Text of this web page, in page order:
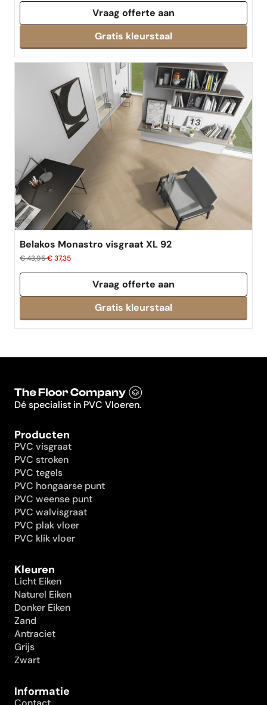
Vraag offerte aan
Belakos Monastro visgraat XL 92
€ 43,95€ 37,35
Vraag offerte aan
Dé specialist in PVC Vloeren.
Producten
PVC visgraat
PVC stroken
PVC tegels
PVC hongaarse punt
PVC weense punt
PVC walvisgraat
PVC plak vloer
PVC klik vloer
Kleuren
Licht Eiken
Naturel Eiken
Donker Eiken
Zand
Antraciet
Grijs
Zwart
Informatie